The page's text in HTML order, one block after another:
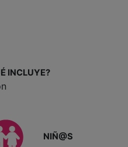
INCLUYE?
NIÑ@S